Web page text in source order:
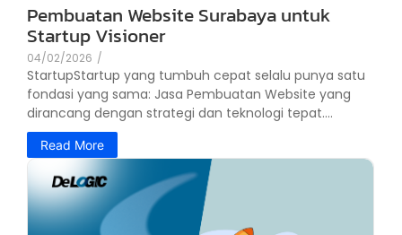
Pembuatan Website Surabaya untuk
Startup Visioner
04/02/2026 /
StartupStartup yang tumbuh cepat selalu punya satu
fondasi yang sama: Jasa Pembuatan Website yang
dirancang dengan strategi dan teknologi tepat....
Read More